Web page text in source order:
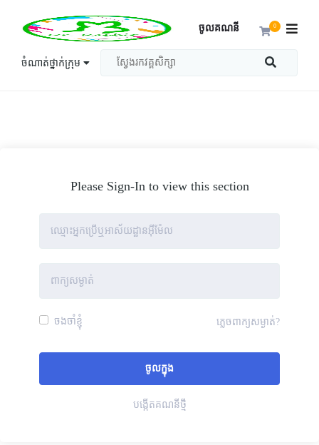
ចំណាត់ថ្នាក់ក្រុម
0
ចូលគណនី
Please Sign-In to view this section
ចងចាំខ្ញុំ ភ្លេចពាក្យសម្ងាត់?
បង្កើតគណនីថ្មី